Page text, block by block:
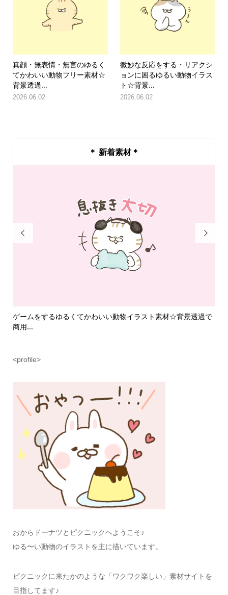
真顔・無表情・無言のゆるく
てかわいい動物フリー素材☆
背景透過...
2026.06.02
微妙な反応をする・リアクシ
ョンに困るゆるい動物イラス
ト☆背景...
2026.06.02
＊ 新着素材＊

ゲームをするゆるくてかわいい動物イラスト素材☆背景透過で
商用...

<profile>
おからドーナツとピクニックへようこそ♪
ゆる〜い動物のイラストを主に描いています。
ピクニックに来たかのような「ワクワク楽しい」素材サイトを
目指してます♪